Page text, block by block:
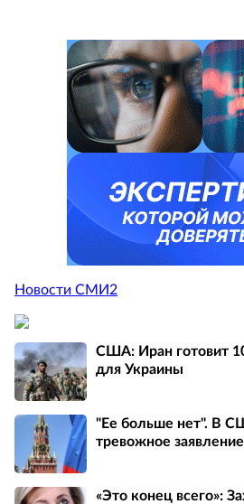
Новости СМИ2
США: Иран готовит
для Украины
"Ее больше нет". В
тревожное
«Это конец всего»: